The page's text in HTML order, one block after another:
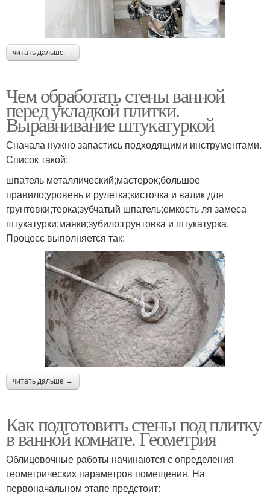
читать дальше →
Чем обработать стены ванной
перед укладкой плитки.
Выравнивание штукатуркой
Сначала нужно запастись подходящими инструментами.
Список такой:
шпатель металлический;мастерок;большое
правило;уровень и рулетка;кисточка и валик для
грунтовки;терка;зубчатый шпатель;емкость ля замеса
штукатурки;маяки;зубило;грунтовка и штукатурка.
Процесс выполняется так:
читать дальше →
Как подготовить стены под плитку
в ванной комнате. Геометрия
Облицовочные работы начинаются с определения
геометрических параметров помещения. На
первоначальном этапе предстоит: